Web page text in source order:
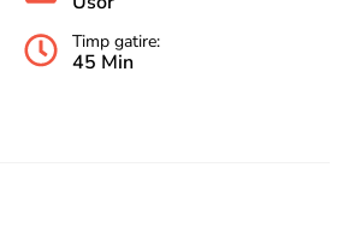
Timp gatire:
45 Min